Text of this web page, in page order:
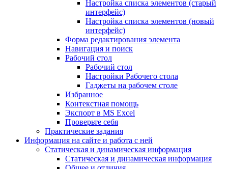
Настройка списка элементов (старый
интерфейс)
Настройка списка элементов (новый
интерфейс)
Форма редактирования элемента
Навигация и поиск
Рабочий стол
Рабочий стол
Настройки Рабочего стола
Гаджеты на рабочем столе
Избранное
Контекстная помощь
Экспорт в MS Excel
Проверьте себя
Практические задания
Информация на сайте и работа с ней
Статическая и динамическая информация
Статическая и динамическая информация